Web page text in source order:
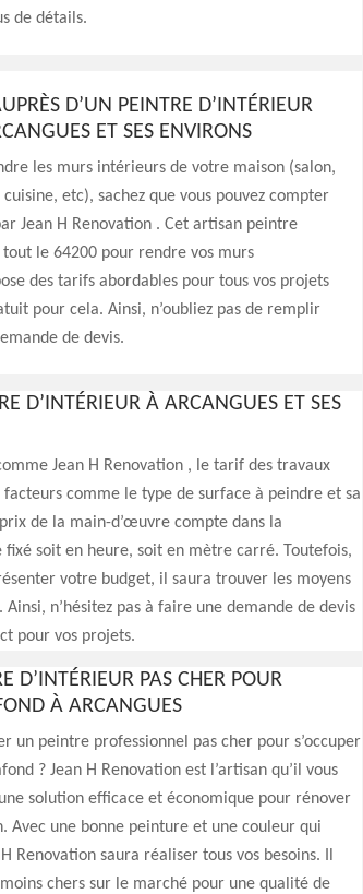
de détails.
D’UN PEINTRE D’INTÉRIEUR
ET SES ENVIRONS
les murs intérieurs de votre maison (salon,
etc), sachez que vous pouvez compter
Jean H Renovation . Cet artisan peintre
le 64200 pour rendre vos murs
des tarifs abordables pour tous vos projets
pour cela. Ainsi, n’oubliez pas de remplir
de devis.
D’INTÉRIEUR À ARCANGUES ET SES
Jean H Renovation , le tarif des travaux
comme le type de surface à peindre et sa
de la main-d’œuvre compte dans la
soit en heure, soit en mètre carré. Toutefois,
votre budget, il saura trouver les moyens
Ainsi, n’hésitez pas à faire une demande de devis
pour vos projets.
D’INTÉRIEUR PAS CHER POUR
À ARCANGUES
un peintre professionnel pas cher pour s’occuper
? Jean H Renovation est l’artisan qu’il vous
solution efficace et économique pour rénover
Avec une bonne peinture et une couleur qui
Renovation saura réaliser tous vos besoins. Il
chers sur le marché pour une qualité de